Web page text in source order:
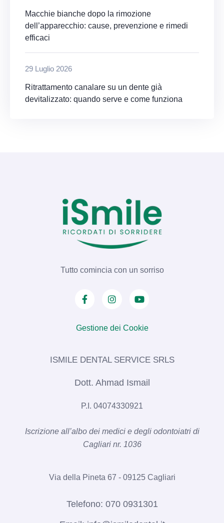
Macchie bianche dopo la rimozione
dell’apparecchio: cause, prevenzione e rimedi
efficaci
29 Luglio 2026
Ritrattamento canalare su un dente già
devitalizzato: quando serve e come funziona
Tutto comincia con un sorriso
Gestione dei Cookie
ISMILE DENTAL SERVICE SRLS​
Dott. Ahmad Ismail
P.I. 04074330921
Iscrizione all’albo dei medici e degli odontoiatri di
Cagliari nr. 1036​
Via della Pineta 67 - 09125 Cagliari
Telefono: 070 0931301